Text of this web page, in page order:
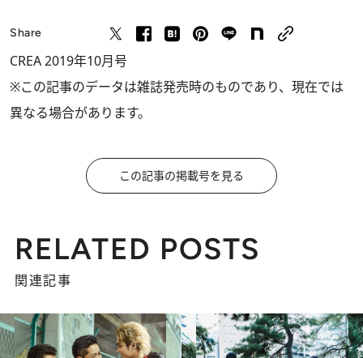
Share
CREA 2019年10月号
※この記事のデータは雑誌発売時のものであり、現在では
異なる場合があります。
この記事の掲載号を見る
RELATED POSTS
関連記事